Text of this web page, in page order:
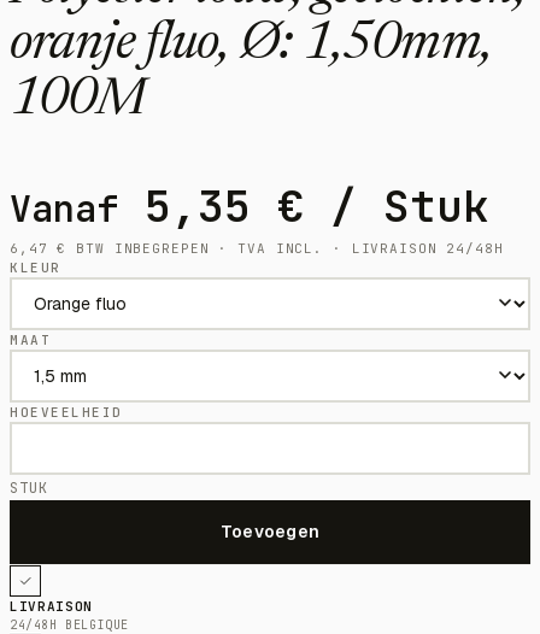
oranje fluo, Ø: 1,50mm,
100M
Vanaf 5,35 € / Stuk
6,47€
BTW INBEGREPEN · TVA INCL. · LIVRAISON 24/48H
KLEUR
MAAT
HOEVEELHEID
STUK
LIVRAISON
24/48H BELGIQUE